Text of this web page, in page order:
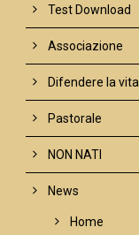
Test Download
Associazione
Difendere la
Pastorale
NON NATI
News
Home